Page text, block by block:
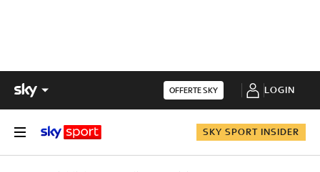
OFFERTE SKY LOGIN
SKY SPORT INSIDER